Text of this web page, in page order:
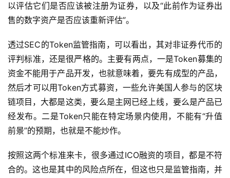
以评估它们是否应该被注册为证券，以及“此前作为证券出
售的数字资产是否应该重新评估”。
透过SEC的Token监管指南，可以看出，其对非证券代币的
评判标准，还是很严格的。主要有两点，一是Token募集的
资金不能用于产品开发，也就意味着，要先有成型的产品，
然后才可以用Token方式募资，一些允许美国人参与的区块
链项目，大都是这类，要么是主网已经上线，要么是产品已
经发布。二是Token只能在特定场景内使用，不能有“升值
前景”的预期，也就是不能炒作。
按照这两个标准来卡，很多通过ICO融资的项目，都是不符
合的。这也是其中的风险点所在，但这也只是监管指南，并